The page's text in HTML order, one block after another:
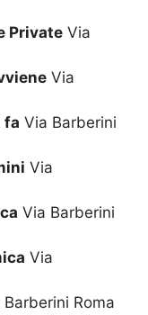
Private Via
Via
fa Via Barberini
Via
Via Barberini
Via
Barberini Roma